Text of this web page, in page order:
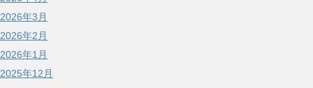
2026年3月
2026年2月
2026年1月
2025年12月